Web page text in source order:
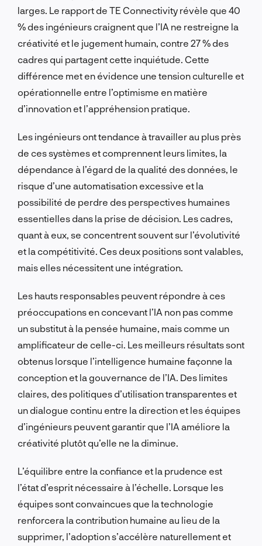
larges. Le rapport de TE Connectivity révèle que 40
% des ingénieurs craignent que l’IA ne restreigne la
créativité et le jugement humain, contre 27 % des
cadres qui partagent cette inquiétude. Cette
différence met en évidence une tension culturelle et
opérationnelle entre l’optimisme en matière
d’innovation et l’appréhension pratique.
Les ingénieurs ont tendance à travailler au plus près
de ces systèmes et comprennent leurs limites, la
dépendance à l’égard de la qualité des données, le
risque d’une automatisation excessive et la
possibilité de perdre des perspectives humaines
essentielles dans la prise de décision. Les cadres,
quant à eux, se concentrent souvent sur l’évolutivité
et la compétitivité. Ces deux positions sont valables,
mais elles nécessitent une intégration.
Les hauts responsables peuvent répondre à ces
préoccupations en concevant l’IA non pas comme
un substitut à la pensée humaine, mais comme un
amplificateur de celle-ci. Les meilleurs résultats sont
obtenus lorsque l’intelligence humaine façonne la
conception et la gouvernance de l’IA. Des limites
claires, des politiques d’utilisation transparentes et
un dialogue continu entre la direction et les équipes
d’ingénieurs peuvent garantir que l’IA améliore la
créativité plutôt qu’elle ne la diminue.
L’équilibre entre la confiance et la prudence est
l’état d’esprit nécessaire à l’échelle. Lorsque les
équipes sont convaincues que la technologie
renforcera la contribution humaine au lieu de la
supprimer, l’adoption s’accélère naturellement et